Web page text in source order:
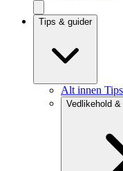
Tips & guider
Alt innen
Vedlikehold